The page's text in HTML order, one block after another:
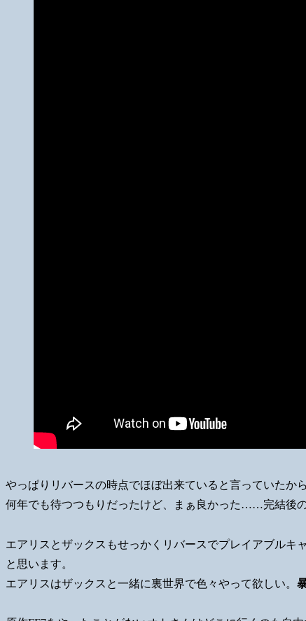
やっぱりリバースの時点でほぼ出来ていると言っていたか
何年でも待つつもりだったけど、まぁ良かった……完結後
エアリスとザックスもせっかくリバースでプレイアブルキ
と思います。
エアリスはザックスと一緒に裏世界で色々やって欲しい。